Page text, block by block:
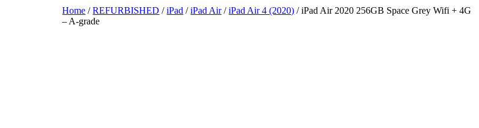
Home /REFURBISHED /iPad /iPad Air/iPad Air 4 (2020) / iPad Air 2020 256GB Space Grey Wifi + 4G
– A-grade